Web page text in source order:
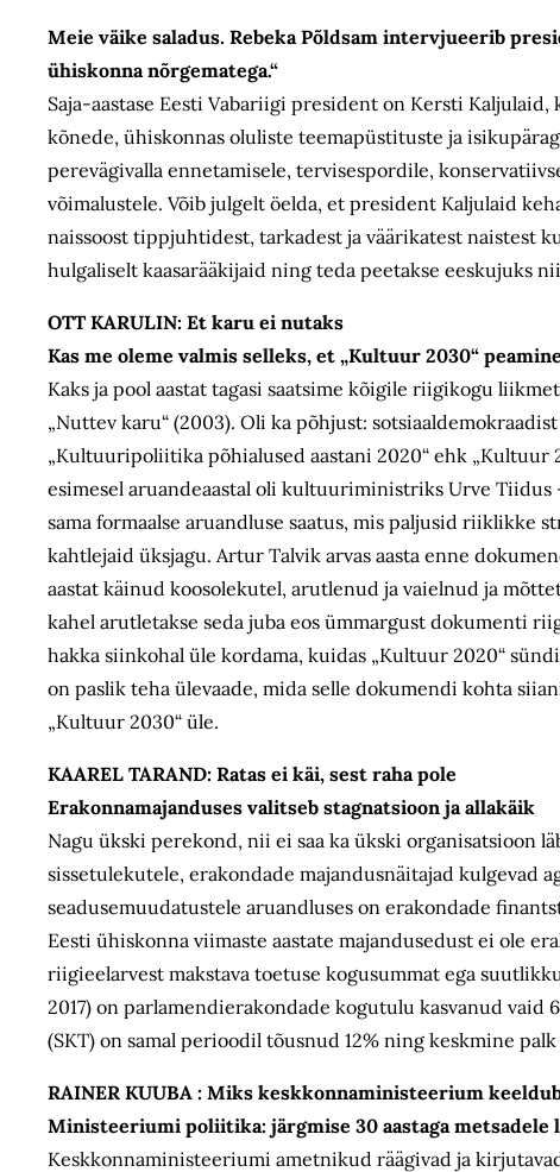
Meie väike saladus. Rebeka Põldsam intervjueerib
ühiskonna nõrgematega.“
Saja-aastase Eesti Vabariigi president on Kersti
kõnede, ühiskonnas oluliste teemapüstituste ja
perevägivalla ennetamisele, tervisespordile,
võimalustele. Võib julgelt öelda, et president Kaljulaid
naissoost tippjuhtidest, tarkadest ja väärikatest naistest
hulgaliselt kaasarääkijaid ning teda peetakse eeskujuks
OTT KARULIN: Et karu ei nutaks
Kas me oleme valmis selleks, et „Kultuur 2030“
Kaks ja pool aastat tagasi saatsime kõigile riigikogu
„Nuttev karu“ (2003). Oli ka põhjust:
„Kultuuripoliitika põhialused aastani 2020“ ehk „Kultuur
esimesel aruandeaastal oli kultuuriministriks Urve
sama formaalse aruandluse saatus, mis paljusid riiklikke
kahtlejaid üksjagu. Artur Talvik arvas aasta enne
aastat käinud koosolekutel, arutlenud ja vaielnud ja
kahel arutletakse seda juba eos ümmargust dokumenti
hakka siinkohal üle kordama, kuidas „Kultuur 2020“
on paslik teha ülevaade, mida selle dokumendi kohta
„Kultuur 2030“ üle.
KAAREL TARAND: Ratas ei käi, sest raha pole
Erakonnamajanduses valitseb stagnatsioon ja allakäik
Nagu ükski perekond, nii ei saa ka ükski organisatsioon
sissetulekutele, erakondade majandusnäitajad kulgevad
seadusemuudatustele aruandluses on erakondade
Eesti ühiskonna viimaste aastate majandusedust ei ole
riigieelarvest makstava toetuse kogusummat ega
2017) on parlamendierakondade kogutulu kasvanud
(SKT) on samal perioodil tõusnud 12% ning keskmine
RAINER KUUBA : Miks keskkonnaministeerium
Ministeeriumi poliitika: järgmise 30 aastaga metsadele
Keskkonnaministeeriumi ametnikud räägivad ja